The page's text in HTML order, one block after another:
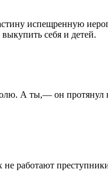
испещренную
себя и детей.
А ты,— он
работают